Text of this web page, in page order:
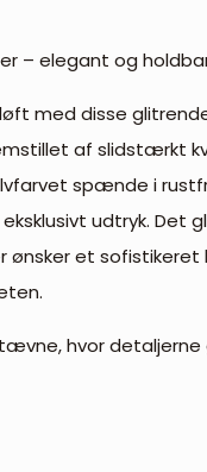
– elegant og
med disse
af slidstærkt
spænde i
udtryk. Det
et sofistikeret
hvor detaljerne